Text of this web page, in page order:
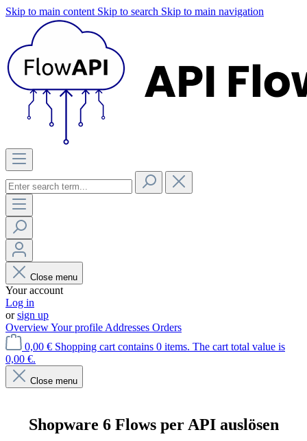
Skip to main content Skip to search Skip to main navigation
Close menu
Your account
Log in
orsign up
OverviewYour profile Addresses Orders
0,00 € Shopping cart contains 0 items. The cart total value is
0,00 €.
Close menu
Shopware 6 Flows per API auslösen